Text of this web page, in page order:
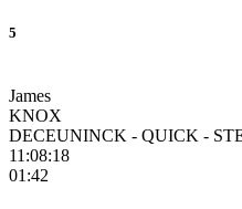
5
James
KNOX
DECEUNINCK - QUICK -
11:08:18
01:42